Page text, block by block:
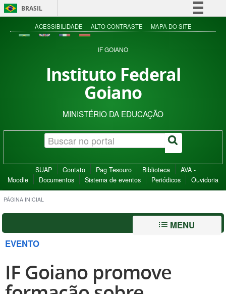
BRASIL
Simplifique!
Acesso à informação
ACESSIBILIDADE ALTO CONTRASTE MAPA DO SITE
IF GOIANO
Instituto Federal
Goiano
MINISTÉRIO DA EDUCAÇÃO
SUAP Contato Pag Tesouro Biblioteca
AVA -
Moodle
Documentos Sistema de eventos Periódicos Ouvidoria
PÁGINA INICIAL
MENU
EVENTO
IF Goiano promove